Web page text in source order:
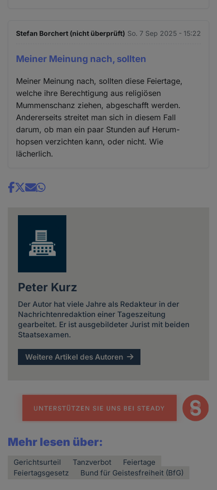
Stefan Borchert (nicht überprüft) So. 7 Sep 2025 - 15:22
Meiner Meinung nach, sollten
Meiner Meinung nach, sollten diese Feiertage,
welche ihre Berechtigung aus religiösen
Mummenschanz ziehen, abgeschafft werden.
Andererseits streitet man sich in diesem Fall
darum, ob man ein paar Stunden auf Herum-
hopsen verzichten kann, oder nicht. Wie
lächerlich.
Share
Peter Kurz
Der Autor hat viele Jahre als Redakteur in der
Nachrichtenredaktion einer Tageszeitung
gearbeitet. Er ist ausgebildeter Jurist mit beiden
Staatsexamen.
Weitere Artikel des Autoren
Mehr lesen über:
Gerichtsurteil Tanzverbot
Feiertage
Feiertagsgesetz
Bund für Geistesfreiheit (BfG)